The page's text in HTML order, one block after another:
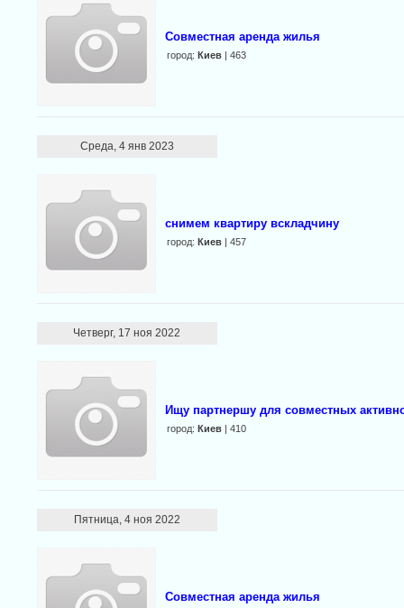
Совместная аренда жилья
город: Киев| 463
Среда, 4 янв 2023
снимем квартиру вскладчину
город: Киев| 457
Четверг, 17 ноя 2022
Ищу партнершу для совместных
город: Киев| 410
Пятница, 4 ноя 2022
Совместная аренда жилья